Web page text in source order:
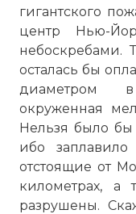
гигантского
центр Нью-
небоскребами.
осталась бы
диаметром
окруженная
Нельзя было бы
ибо
отстоящие от
километрах,
разрушены.
☓